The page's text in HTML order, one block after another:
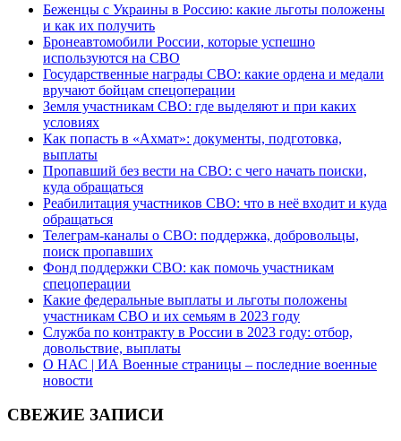
Беженцы с Украины в Россию: какие льготы положены
и как их получить
Бронеавтомобили России, которые успешно
используются на СВО
Государственные награды СВО: какие ордена и медали
вручают бойцам спецоперации
Земля участникам СВО: где выделяют и при каких
условиях
Как попасть в «Ахмат»: документы, подготовка,
выплаты
Пропавший без вести на СВО: с чего начать поиски,
куда обращаться
Реабилитация участников СВО: что в неё входит и куда
обращаться
Телеграм-каналы о СВО: поддержка, добровольцы,
поиск пропавших
Фонд поддержки СВО: как помочь участникам
спецоперации
Какие федеральные выплаты и льготы положены
участникам СВО и их семьям в 2023 году
Служба по контракту в России в 2023 году: отбор,
довольствие, выплаты
О НАС | ИА Военные страницы – последние военные
новости
СВЕЖИЕ ЗАПИСИ